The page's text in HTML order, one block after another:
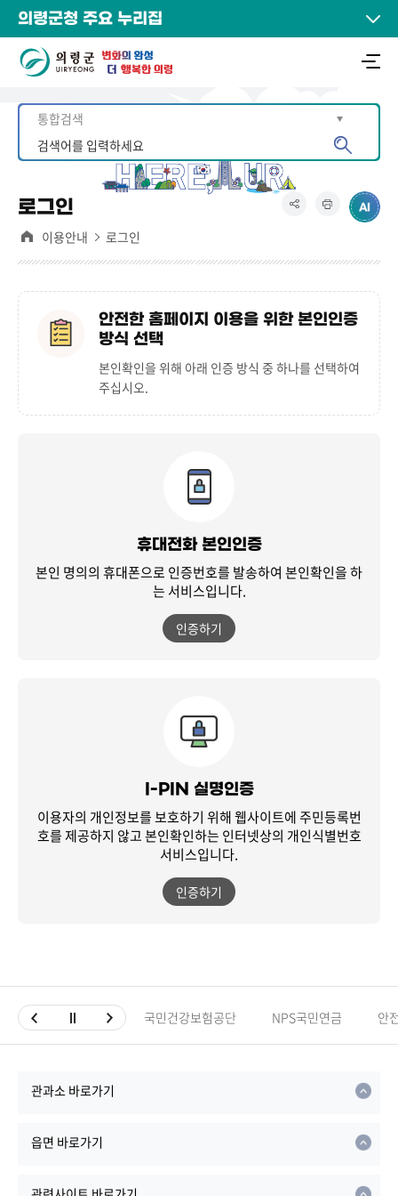
의령군청 주요 누리집
로그인
이용안내 로그인
안전한 홈페이지 이용을 위한 본인인증
방식 선택
본인확인을 위해 아래 인증 방식 중 하나를 선택하여
주십시오.
휴대전화 본인인증
본인 명의의 휴대폰으로 인증번호를 발송하여 본인확인을 하
는 서비스입니다.
인증하기
I-PIN 실명인증
이용자의 개인정보를 보호하기 위해 웹사이트에 주민등록번
호를 제공하지 않고본인확인하는 인터넷상의 개인식별번호
서비스입니다.
인증하기
국민건강보험공단 NPS국민연금 안
관과소 바로가기
읍면 바로가기